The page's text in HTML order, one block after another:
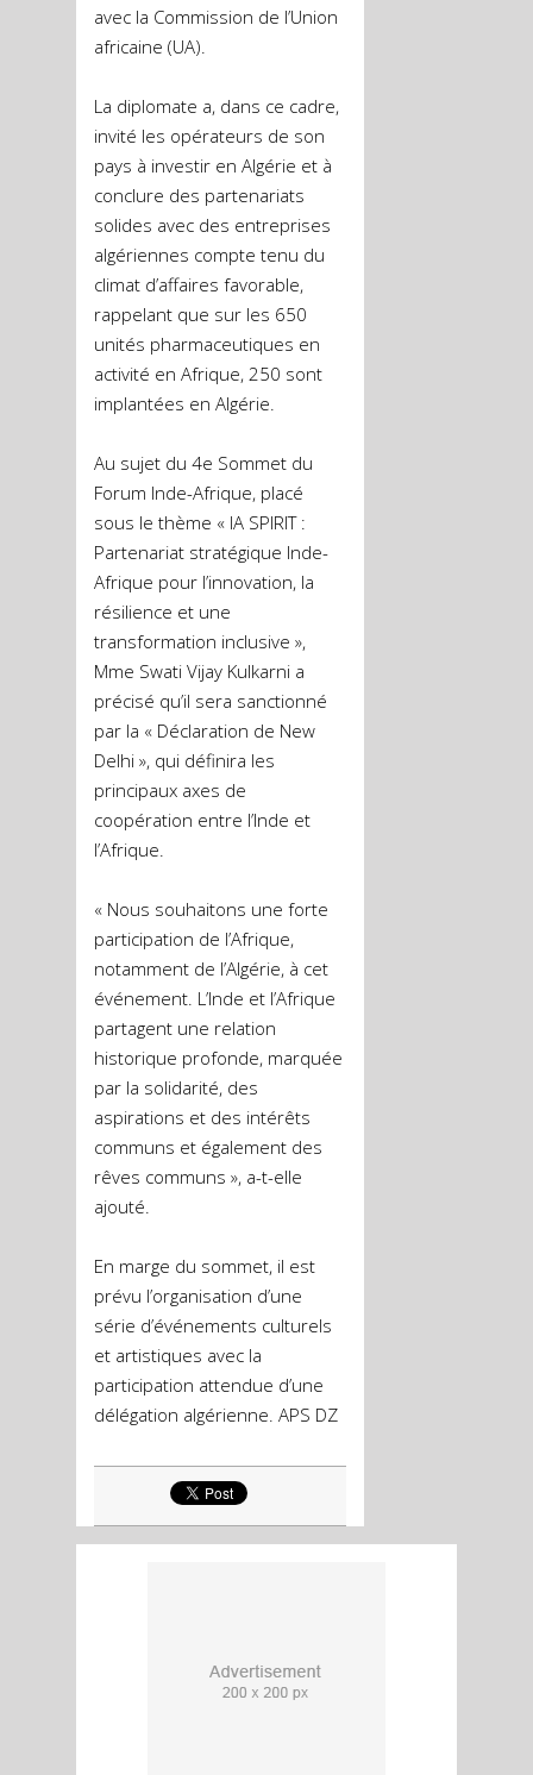
avec la Commission de l’Union
africaine (UA).
La diplomate a, dans ce cadre,
invité les opérateurs de son
pays à investir en Algérie et à
conclure des partenariats
solides avec des entreprises
algériennes compte tenu du
climat d’affaires favorable,
rappelant que sur les 650
unités pharmaceutiques en
activité en Afrique, 250 sont
implantées en Algérie.
Au sujet du 4e Sommet du
Forum Inde-Afrique, placé
sous le thème « IA SPIRIT :
Partenariat stratégique Inde-
Afrique pour l’innovation, la
résilience et une
transformation inclusive »,
Mme Swati Vijay Kulkarni a
précisé qu’il sera sanctionné
par la « Déclaration de New
Delhi », qui définira les
principaux axes de
coopération entre l’Inde et
l’Afrique.
« Nous souhaitons une forte
participation de l’Afrique,
notamment de l’Algérie, à cet
événement. L’Inde et l’Afrique
partagent une relation
historique profonde, marquée
par la solidarité, des
aspirations et des intérêts
communs et également des
rêves communs », a-t-elle
ajouté.
En marge du sommet, il est
prévu l’organisation d’une
série d’événements culturels
et artistiques avec la
participation attendue d’une
délégation algérienne. APS DZ